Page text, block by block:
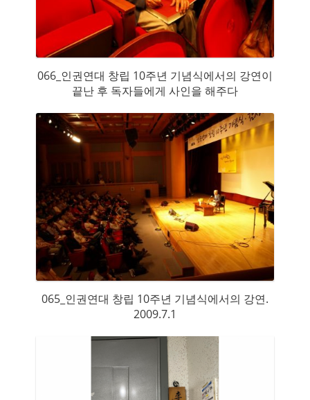
066_인권연대 창립 10주년 기념식에서의 강연이
끝난 후 독자들에게 사인을 해주다
065_인권연대 창립 10주년 기념식에서의 강연.
2009.7.1